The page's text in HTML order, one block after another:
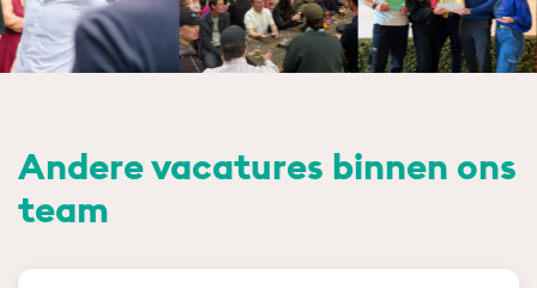
Andere vacatures binnen ons
team